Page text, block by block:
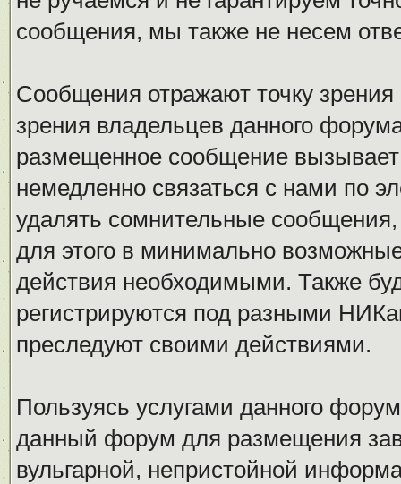
сообщения, мы также не несем
Сообщения отражают точку
зрения владельцев данного
размещенное сообщение
немедленно связаться с нами по
удалять сомнительные
для этого в минимально
действия необходимыми. Также
регистрируются под разными
преследуют своими действиями.
Пользуясь услугами данного
данный форум для размещения
вульгарной, непристойной